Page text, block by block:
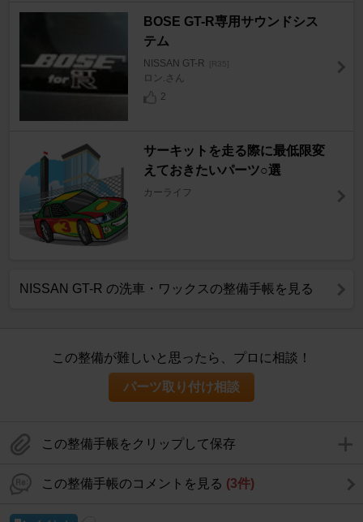
BOSE GT-R専用サウンドシス
テム
NISSAN GT-R [R35]
ロン.さん
2
サーキットを走る際に最低限変
えておきたいパーツ○選
カーライフ
NISSAN GT-R の洗車・ワックスの整備手帳を見る
この整備が難しいと思ったら、プロに相談！
パーツ取り付け相談
この整備手帳をクリップして保存
この整備手帳のコメントを見る (3件)